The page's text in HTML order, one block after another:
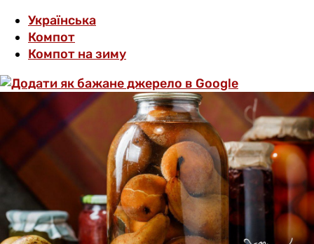
Українська
Компот
Компот на зиму